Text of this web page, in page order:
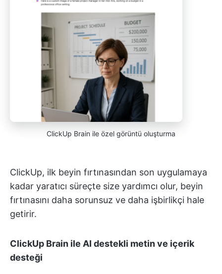
ClickUp Brain ile özel görüntü oluşturma
ClickUp, ilk beyin fırtınasından son uygulamaya
kadar yaratıcı süreçte size yardımcı olur, beyin
fırtınasını daha sorunsuz ve daha işbirlikçi hale
getirir.
ClickUp Brain ile AI destekli metin ve içerik
desteği